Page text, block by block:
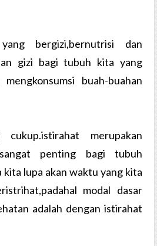
bergizi,bernutrisi dan
gizi bagi tubuh kita yang
buah-buahan
merupakan
penting bagi tubuh
kita lupa akan waktu yang kita
modal dasar
adalah dengan istirahat